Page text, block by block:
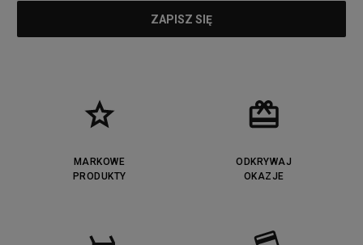
MARKOWE
PRODUKTY
ODKRYWAJ
OKAZJE